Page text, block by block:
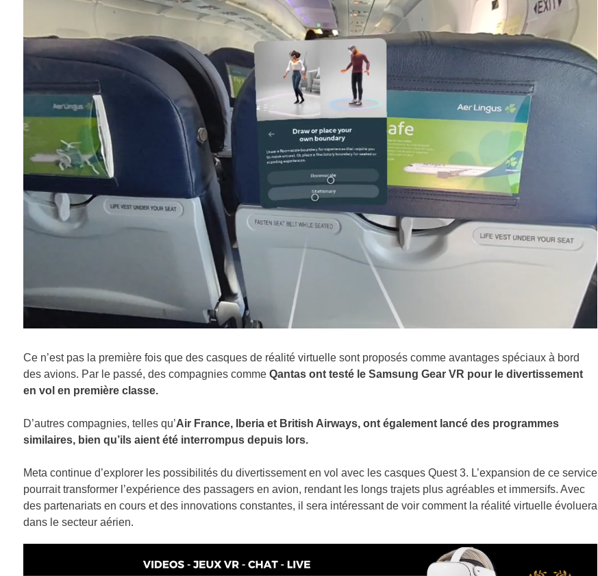
Ce n’est pas la première fois que des casques de réalité virtuelle sont proposés comme avantages spéciaux à bord
des avions. Par le passé, des compagnies commeQantas ont testé le Samsung Gear VR pour le divertissement
en vol en première classe.
D’autres compagnies, telles qu’Air France, Iberia et British Airways, ont également lancé des programmes
similaires, bien qu’ils aient été interrompus depuis lors.
Meta continue d’explorer les possibilités du divertissement en vol avec les casques Quest 3. L’expansion de ce service
pourrait transformer l’expérience des passagers en avion, rendant les longs trajets plus agréables et immersifs. Avec
des partenariats en cours et des innovations constantes, il sera intéressant de voir comment la réalité virtuelle évoluera
dans le secteur aérien.